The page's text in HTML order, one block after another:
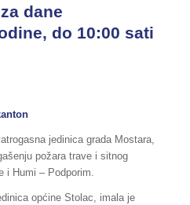
dane
do 10:00 sati
kanton
jedinica grada Mostara,
požara trave i sitnog
i Humi – Podporim.
općine Stolac, imala je